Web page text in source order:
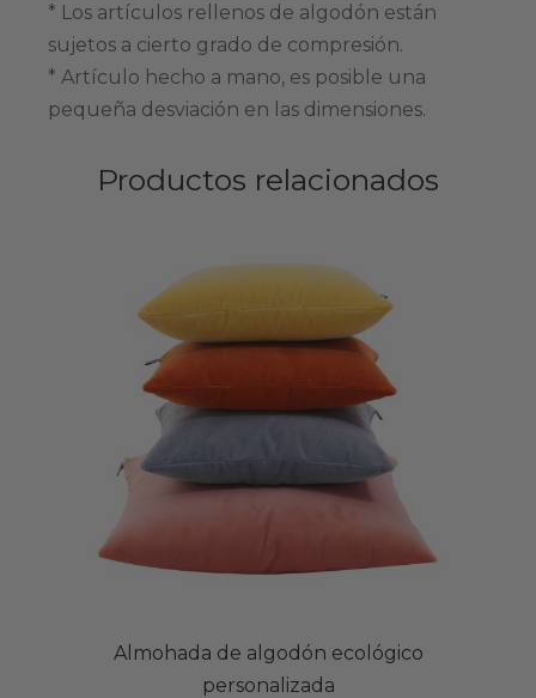
* Los artículos rellenos de algodón están
sujetos a cierto grado de compresión.
* Artículo hecho a mano, es posible una
pequeña desviación en las dimensiones.
Productos relacionados
Almohada de algodón ecológico
personalizada